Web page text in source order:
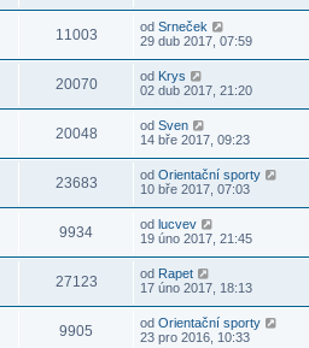
11003 od Srneček
29 dub 2017, 07:59
20070 od Krys
02 dub 2017, 21:20
20048 od Sven
14 bře 2017, 09:23
23683 od Orientační sporty
10 bře 2017, 07:03
9934 od lucvev
19 úno 2017, 21:45
27123 od Rapet
17 úno 2017, 18:13
9905 od Orientační sporty
23 pro 2016, 10:33